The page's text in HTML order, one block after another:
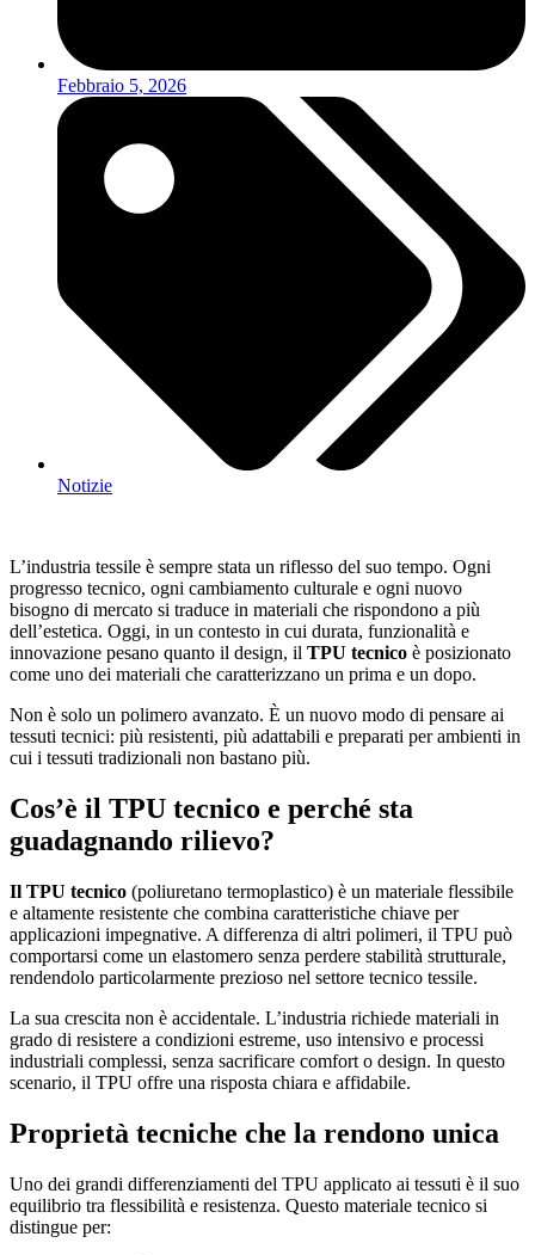
Febbraio 5, 2026
Notizie
L’industria tessile è sempre stata un riflesso del suo tempo. Ogni
progresso tecnico, ogni cambiamento culturale e ogni nuovo
bisogno di mercato si traduce in materiali che rispondono a più
dell’estetica. Oggi, in un contesto in cui durata, funzionalità e
innovazione pesano quanto il design, il TPU tecnico è posizionato
come uno dei materiali che caratterizzano un prima e un dopo.
Non è solo un polimero avanzato. È un nuovo modo di pensare ai
tessuti tecnici: più resistenti, più adattabili e preparati per ambienti in
cui i tessuti tradizionali non bastano più.
Cos’è il TPU tecnico e perché sta
guadagnando rilievo?
Il TPU tecnico (poliuretano termoplastico) è un materiale flessibile
e altamente resistente che combina caratteristiche chiave per
applicazioni impegnative. A differenza di altri polimeri, il TPU può
comportarsi come un elastomero senza perdere stabilità strutturale,
rendendolo particolarmente prezioso nel settore tecnico tessile.
La sua crescita non è accidentale. L’industria richiede materiali in
grado di resistere a condizioni estreme, uso intensivo e processi
industriali complessi, senza sacrificare comfort o design. In questo
scenario, il TPU offre una risposta chiara e affidabile.
Proprietà tecniche che la rendono unica
Uno dei grandi differenziamenti del TPU applicato ai tessuti è il suo
equilibrio tra flessibilità e resistenza. Questo materiale tecnico si
distingue per: